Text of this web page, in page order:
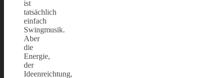
ist
tatsächlich
einfach
Swingmusik.
Aber
die
Energie,
der
Ideenreichtung,